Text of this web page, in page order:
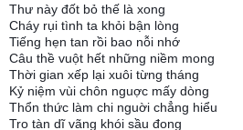
Thư này đốt bỏ thế là xong
Cháy rụi tình ta khỏi bận lòng
Tiếng hẹn tan rồi bao nỗi nhớ
Câu thề vuột hết những niềm mong
Thời gian xếp lại xuôi từng tháng
Kỷ niệm vùi chôn nguợc mấy dòng
Thổn thức làm chi nguời chẳng hiểu
Tro tàn dĩ vãng khói sầu đong